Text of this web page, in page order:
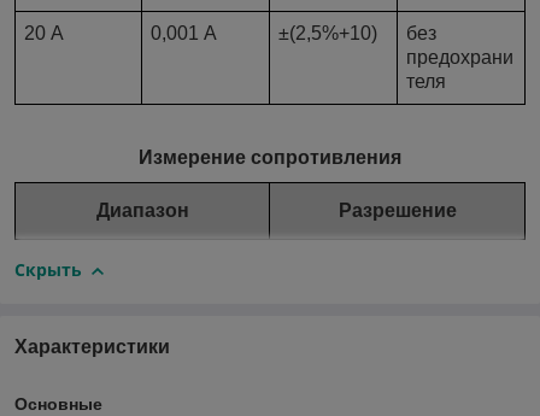
20 А 0,001 А ±(2,5%+10)
без
предохрани
теля
Измерение сопротивления
Диапазон Разрешение
Скрыть
Характеристики
Основные